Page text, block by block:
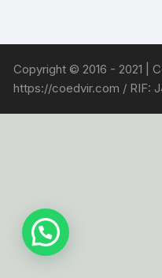
Copyright © 2016 - 2021 |
https://coedvir.com / RIF: